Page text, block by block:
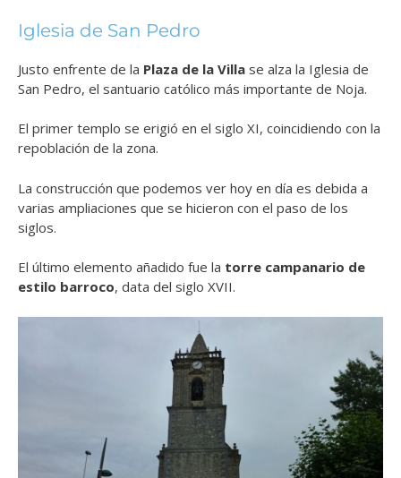
Iglesia de San Pedro
Justo enfrente de la Plaza de la Villa se alza la Iglesia de
San Pedro, el santuario católico más importante de Noja.
El primer templo se erigió en el siglo XI, coincidiendo con la
repoblación de la zona.
La construcción que podemos ver hoy en día es debida a
varias ampliaciones que se hicieron con el paso de los
siglos.
El último elemento añadido fue la torre campanario de
estilo barroco, data del siglo XVII.